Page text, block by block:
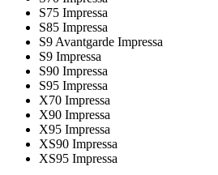
S75 Impressa
S85 Impressa
S9 Avantgarde Impressa
S9 Impressa
S90 Impressa
S95 Impressa
X70 Impressa
X90 Impressa
X95 Impressa
XS90 Impressa
XS95 Impressa